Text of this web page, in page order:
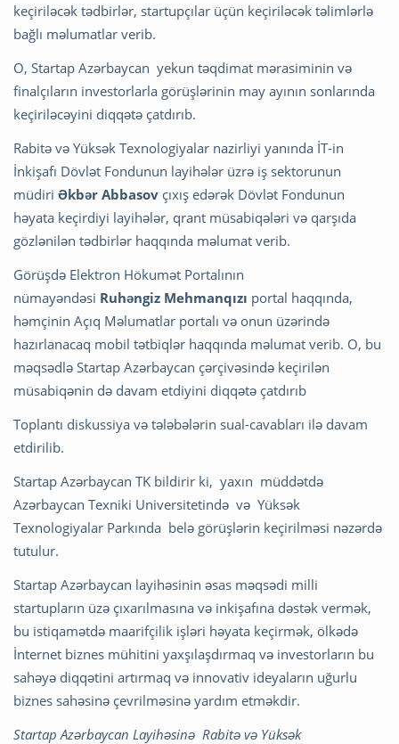
keçiriləcək tədbirlər, startupçılar üçün keçiriləcək təlimlərlə
bağlı məlumatlar verib.
O, Startap Azərbaycan yekun təqdimat mərasiminin və
finalçıların investorlarla görüşlərinin may ayının sonlarında
keçiriləcəyini diqqətə çatdırıb.
Rabitə və Yüksək Texnologiyalar nazirliyi yanında İT-in
İnkişafı Dövlət Fondunun layihələr üzrə iş sektorunun
müdiri Əkbər Abbasov çıxış edərək Dövlət Fondunun
həyata keçirdiyi layihələr, qrant müsabiqələri və qarşıda
gözlənilən tədbirlər haqqında məlumat verib.
Görüşdə Elektron Hökumət Portalının
nümayəndəsi Ruhəngiz Mehmanqızı portal haqqında,
həmçinin Açıq Məlumatlar portalı və onun üzərində
hazırlanacaq mobil tətbiqlər haqqında məlumat verib. O, bu
məqsədlə Startap Azərbaycan çərçivəsində keçirilən
müsabiqənin də davam etdiyini diqqətə çatdırıb
Toplantı diskussiya və tələbələrin sual-cavabları ilə davam
etdirilib.
Startap Azərbaycan TK bildirir ki, yaxın müddətdə
Azərbaycan Texniki Universitetində və Yüksək
Texnologiyalar Parkında belə görüşlərin keçirilməsi nəzərdə
tutulur.
Startap Azərbaycan layihəsinin əsas məqsədi milli
startupların üzə çıxarılmasına və inkişafına dəstək vermək,
bu istiqamətdə maarifçilik işləri həyata keçirmək, ölkədə
İnternet biznes mühitini yaxşılaşdırmaq və investorların bu
sahəyə diqqətini artırmaq və innovativ ideyaların uğurlu
biznes sahəsinə çevrilməsinə yardım etməkdir.
Startap Azərbaycan Layihəsinə Rabitə və Yüksək